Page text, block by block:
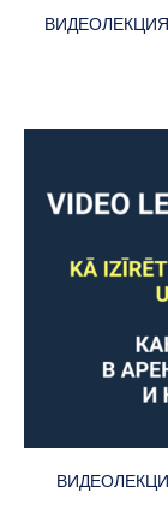
ВИДЕОЛЕКЦИЯ
ВИДЕОЛЕКЦИЯ